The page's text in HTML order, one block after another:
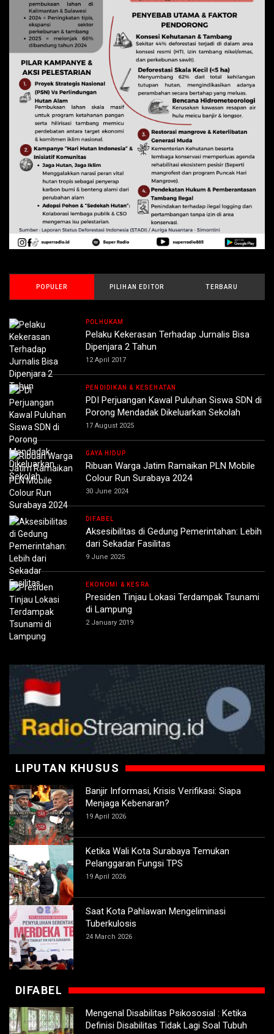
POPULER PILIHAN EDITOR TERBARU
POLHUKAM
Pelaku Kekerasan Terhadap Jurnalis Bisa
Dipenjara 2 Tahun
12 April 2017
PENDIDIKAN & KESEHATAN
PDI Perjuangan Kawal Puluhan Siswa SDN di
Porong Mendadak Dikeluarkan Sekolah
17 August 2025
GAYA HIDUP
Ribuan Warga Jatim Ramaikan PLN Mobile
Colour Run Surabaya 2024
30 June 2024
DIFABEL
Aksesibilitas di Gedung Pemerintahan: Lebih
dari Sekadar Fasilitas
9 June 2025
EKONOMI & KESRA
Presiden Tinjau Lokasi Terdampak Tsunami
di Lampung
2 January 2019
LIPUTAN KHUSUS
Banjir Informasi, Krisis Verifikasi: Siapa
Menjaga Kebenaran?
19 April 2026
Ketika Wali Kota Surabaya Temukan
Pelanggaran Fungsi TPS
19 April 2026
Saat Kota Pahlawan Mengeliminasi
Tuberkulosis
24 March 2026
DIFABEL
Mengenal Disabilitas Psikososial : Ketika
Definisi Disabilitas Tidak Lagi Soal Tubuh